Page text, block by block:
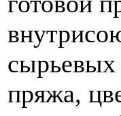
сырьевых
пряжа,